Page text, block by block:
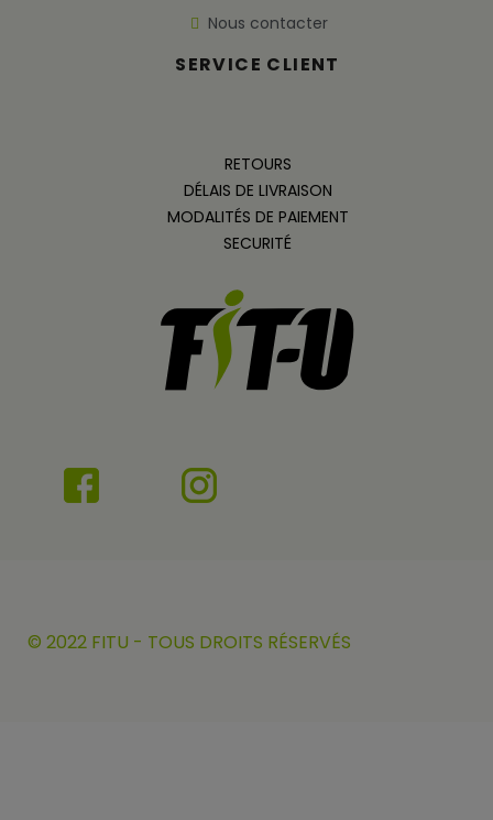
Nous contacter
SERVICE CLIENT
RETOURS
DÉLAIS DE LIVRAISON
MODALITÉS DE PAIEMENT
SECURITÉ
© 2022 FITU - TOUS DROITS RÉSERVÉS